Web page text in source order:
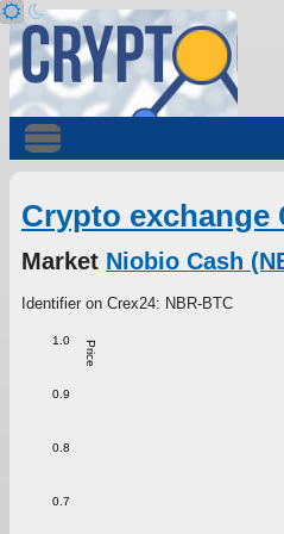
Crypto exchange
Market Niobio Cash
Identifier on Crex24: NBR-BTC
Price
0.7
0.8
0.9
1.0